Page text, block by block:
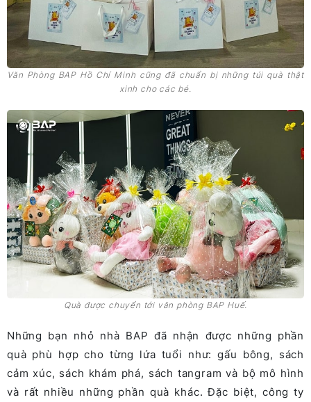
Văn Phòng BAP Hồ Chí Minh cũng đã chuẩn bị những túi quà thật
xinh cho các bé.
Quà được chuyển tới văn phòng BAP Huế.
Những bạn nhỏ nhà BAP đã nhận được những phần
quà phù hợp cho từng lứa tuổi như: gấu bông, sách
cảm xúc, sách khám phá, sách tangram và bộ mô hình
và rất nhiều những phần quà khác. Đặc biệt, công ty